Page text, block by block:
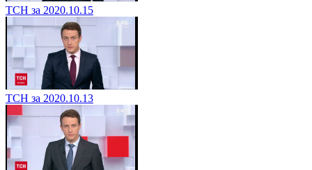
ТСН за 2020.10.15
ТСН за 2020.10.13